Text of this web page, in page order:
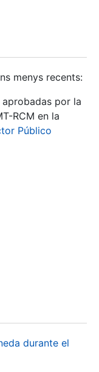
menys recents:
aprobadas por la
RCM en la
Público
durante el